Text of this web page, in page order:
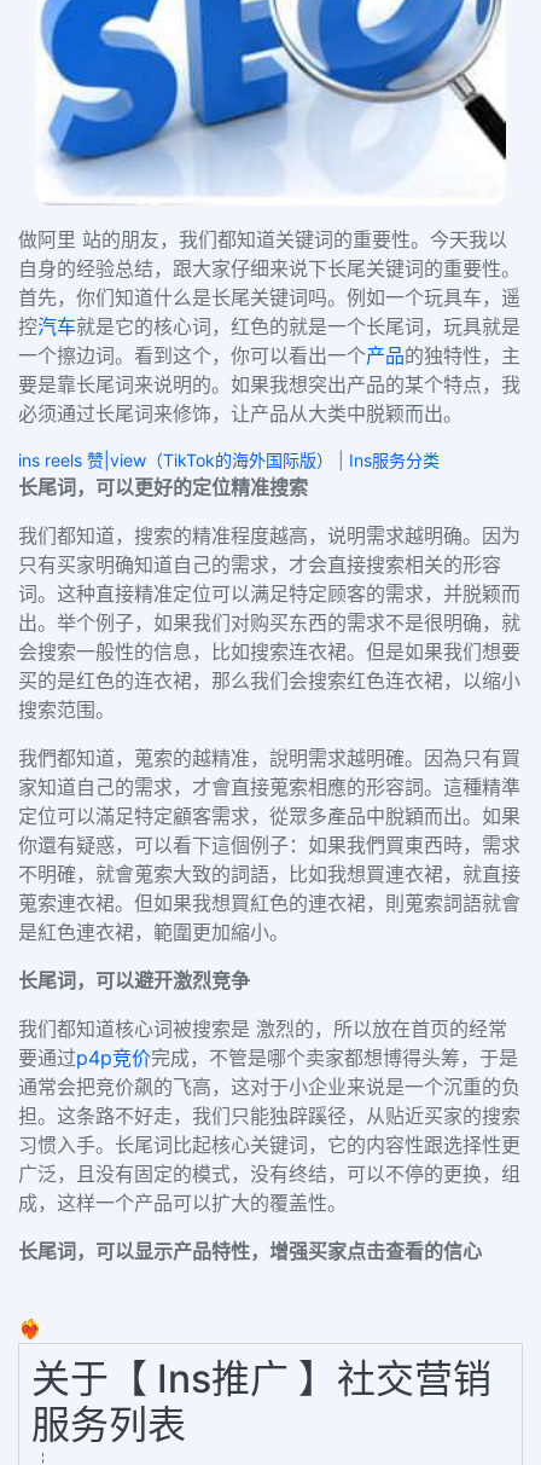
做阿里 站的朋友，我们都知道关键词的重要性。今天我以
自身的经验总结，跟大家仔细来说下长尾关键词的重要性。
首先，你们知道什么是长尾关键词吗。例如一个玩具车，遥
控汽车就是它的核心词，红色的就是一个长尾词，玩具就是
一个擦边词。看到这个，你可以看出一个产品的独特性，主
要是靠长尾词来说明的。如果我想突出产品的某个特点，我
必须通过长尾词来修饰，让产品从大类中脱颖而出。
ins reels 赞|view（TikTok的海外国际版） Ins服务分类
长尾词，可以更好的定位精准搜索
我们都知道，搜索的精准程度越高，说明需求越明确。因为
只有买家明确知道自己的需求，才会直接搜索相关的形容
词。这种直接精准定位可以满足特定顾客的需求，并脱颖而
出。举个例子，如果我们对购买东西的需求不是很明确，就
会搜索一般性的信息，比如搜索连衣裙。但是如果我们想要
买的是红色的连衣裙，那么我们会搜索红色连衣裙，以缩小
搜索范围。
我們都知道，蒐索的越精准，說明需求越明確。因為只有買
家知道自己的需求，才會直接蒐索相應的形容詞。這種精準
定位可以滿足特定顧客需求，從眾多產品中脫穎而出。如果
你還有疑惑，可以看下這個例子：如果我們買東西時，需求
不明確，就會蒐索大致的詞語，比如我想買連衣裙，就直接
蒐索連衣裙。但如果我想買紅色的連衣裙，則蒐索詞語就會
是紅色連衣裙，範圍更加縮小。
长尾词，可以避开激烈竞争
我们都知道核心词被搜索是 激烈的，所以放在首页的经常
要通过p4p竞价完成，不管是哪个卖家都想博得头筹，于是
通常会把竞价飙的飞高，这对于小企业来说是一个沉重的负
担。这条路不好走，我们只能独辟蹊径，从贴近买家的搜索
习惯入手。长尾词比起核心关键词，它的内容性跟选择性更
广泛，且没有固定的模式，没有终结，可以不停的更换，组
成，这样一个产品可以扩大的覆盖性。
长尾词，可以显示产品特性，增强买家点击查看的信心
❤️‍🔥
关于【 Ins推广 】社交营销
服务列表